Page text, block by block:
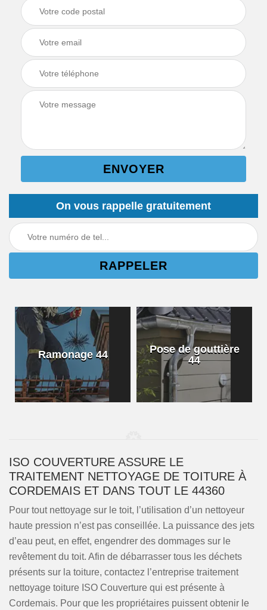
On vous rappelle gratuitement
Ramonage 44
Pose de gouttière
44
ISO COUVERTURE ASSURE LE
TRAITEMENT NETTOYAGE DE TOITURE À
CORDEMAIS ET DANS TOUT LE 44360
Pour tout nettoyage sur le toit, l’utilisation d’un nettoyeur
haute pression n’est pas conseillée. La puissance des jets
d’eau peut, en effet, engendrer des dommages sur le
revêtement du toit. Afin de débarrasser tous les déchets
présents sur la toiture, contactez l’entreprise traitement
nettoyage toiture ISO Couverture qui est présente à
Cordemais. Pour que les propriétaires puissent obtenir le